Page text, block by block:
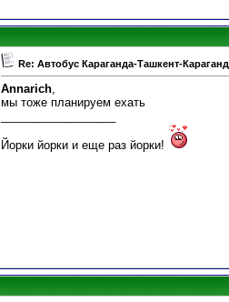
Re: Автобус Караганда-Ташкент-
Annarich,
мы тоже планируем ехать
Йорки йорки и еще раз йорки!